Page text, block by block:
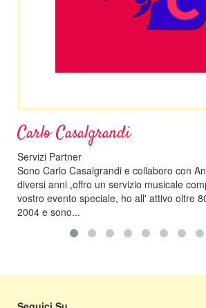
e collaboro con Andrew Libertini da
un servizio musicale completo per ogni
speciale, ho all' attivo oltre 80 matrimoni dal